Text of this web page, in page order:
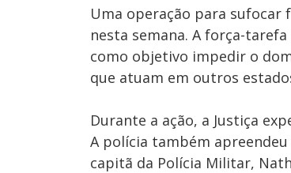
Uma operação para sufocar
nesta semana. A força-
como objetivo impedir o
que atuam em outros
Durante a ação, a Justiça
A polícia também apreendeu
capitã da Polícia Militar,